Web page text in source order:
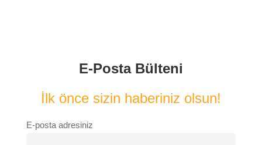
E-Posta Bülteni
İlk önce sizin haberiniz olsun!
E-posta adresiniz